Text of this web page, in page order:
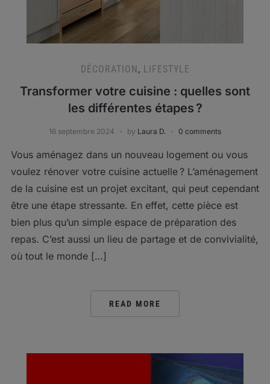
DÉCORATION, LIFESTYLE
Transformer votre cuisine : quelles sont
les différentes étapes ?
16 septembre 2024 by Laura D. 0 comments
Vous aménagez dans un nouveau logement ou vous
voulez rénover votre cuisine actuelle ? L’aménagement
de la cuisine est un projet excitant, qui peut cependant
être une étape stressante. En effet, cette pièce est
bien plus qu’un simple espace de préparation des
repas. C’est aussi un lieu de partage et de convivialité,
où tout le monde […]
READ MORE